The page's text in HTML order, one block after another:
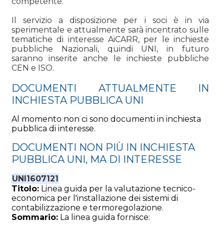
Il servizio a disposizione per i soci è in via
sperimentale e attualmente sarà incentrato sulle
tematiche di interesse AiCARR, per le inchieste
pubbliche Nazionali, quindi UNI, in futuro
saranno inserite anche le inchieste pubbliche
CEN e ISO.
DOCUMENTI ATTUALMENTE IN
INCHIESTA PUBBLICA UNI
Al momento non ci sono documenti in inchiesta
pubblica di interesse.
DOCUMENTI NON PIÙ IN INCHIESTA
PUBBLICA UNI, MA DI INTERESSE
UNI1607121
Titolo: Linea guida per la valutazione tecnico-
economica per l'installazione dei sistemi di
contabilizzazione e termoregolazione.
Sommario: La linea guida fornisce: